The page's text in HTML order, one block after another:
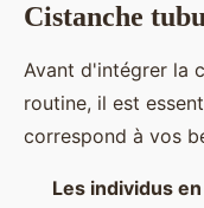
Cistanche
Avant d'intégrer la
routine, il est
correspond à vos
Les individus